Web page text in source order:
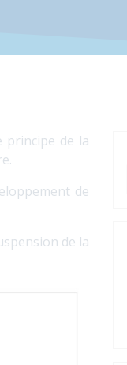
principe de la
de
de la